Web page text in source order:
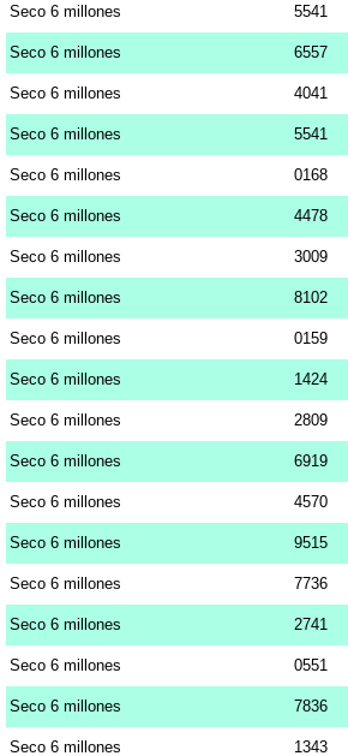
Seco 6 millones 5541
Seco 6 millones 6557
Seco 6 millones 4041
Seco 6 millones 5541
Seco 6 millones 0168
Seco 6 millones 4478
Seco 6 millones 3009
Seco 6 millones 8102
Seco 6 millones 0159
Seco 6 millones 1424
Seco 6 millones 2809
Seco 6 millones 6919
Seco 6 millones 4570
Seco 6 millones 9515
Seco 6 millones 7736
Seco 6 millones 2741
Seco 6 millones 0551
Seco 6 millones 7836
Seco 6 millones 1343